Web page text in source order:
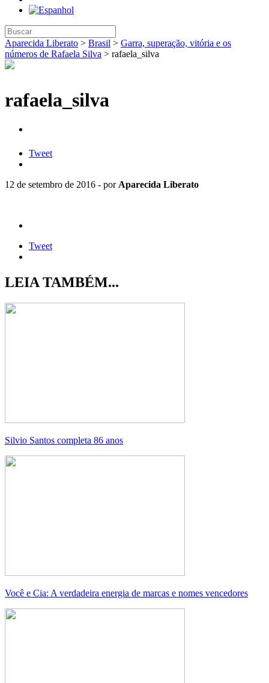
Aparecida Liberato > Brasil > Garra, superação, vitória e os
números de Rafaela Silva > rafaela_silva
rafaela_silva
Tweet
12 de setembro de 2016 - por Aparecida Liberato
Tweet
LEIA TAMBÉM...
Silvio Santos completa 86 anos
Você e Cia: A verdadeira energia de marcas e nomes vencedores